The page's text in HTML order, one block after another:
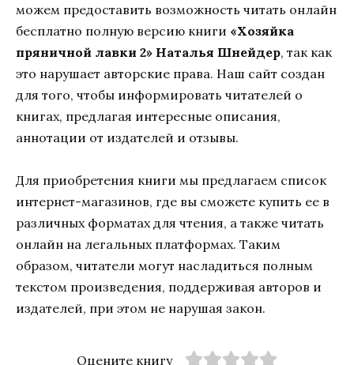
можем предоставить возможность читать онлайн
бесплатно полную версию книги «Хозяйка
пряничной лавки 2» Наталья Шнейдер, так как
это нарушает авторские права. Наш сайт создан
для того, чтобы информировать читателей о
книгах, предлагая интересные описания,
аннотации от издателей и отзывы.
Для приобретения книги мы предлагаем список
интернет-магазинов, где вы сможете купить ее в
различных форматах для чтения, а также читать
онлайн на легальных платформах. Таким
образом, читатели могут насладиться полным
текстом произведения, поддерживая авторов и
издателей, при этом не нарушая закон.
Оцените книгу